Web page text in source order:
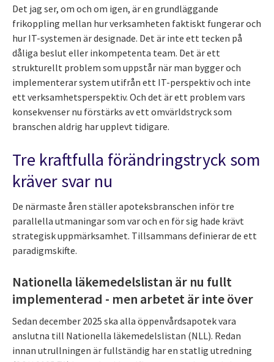
Det jag ser, om och om igen, är en grundläggande
frikoppling mellan hur verksamheten faktiskt fungerar och
hur IT-systemen är designade. Det är inte ett tecken på
dåliga beslut eller inkompetenta team. Det är ett
strukturellt problem som uppstår när man bygger och
implementerar system utifrån ett IT-perspektiv och inte
ett verksamhetsperspektiv. Och det är ett problem vars
konsekvenser nu förstärks av ett omvärldstryck som
branschen aldrig har upplevt tidigare.
Tre kraftfulla förändringstryck som
kräver svar nu
De närmaste åren ställer apoteksbranschen inför tre
parallella utmaningar som var och en för sig hade krävt
strategisk uppmärksamhet. Tillsammans definierar de ett
paradigmskifte.
Nationella läkemedelslistan är nu fullt
implementerad - men arbetet är inte över
Sedan december 2025 ska alla öppenvårdsapotek vara
anslutna till Nationella läkemedelslistan (NLL). Redan
innan utrullningen är fullständig har en statlig utredning